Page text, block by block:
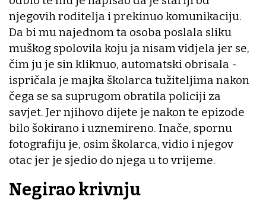
njegovih roditelja i prekinuo komunikaciju.
Da bi mu najednom ta osoba poslala sliku
muškog spolovila koju ja nisam vidjela jer se,
čim ju je sin kliknuo, automatski obrisala -
ispričala je majka školarca tužiteljima nakon
čega se sa suprugom obratila policiji za
savjet. Jer njihovo dijete je nakon te epizode
bilo šokirano i uznemireno. Inače, spornu
fotografiju je, osim školarca, vidio i njegov
otac jer je sjedio do njega u to vrijeme.
Negirao krivnju